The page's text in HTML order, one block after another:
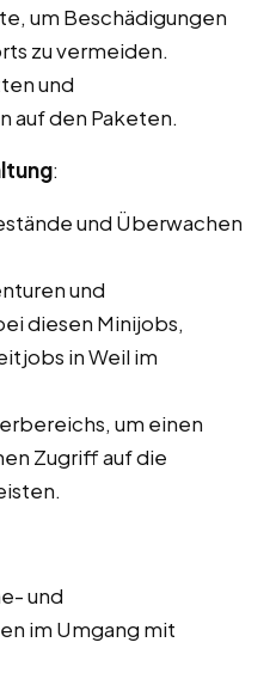
um Beschädigungen
zu vermeiden.
und
auf den Paketen.
:
und Überwachen
und
diesen Minijobs,
in Weil im
um einen
Zugriff auf die
und
im Umgang mit